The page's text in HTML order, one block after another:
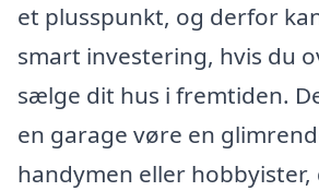
et plusspunkt, og derfor
smart investering, hvis du
sælge dit hus i fremtiden.
en garage vøre en
handymen eller